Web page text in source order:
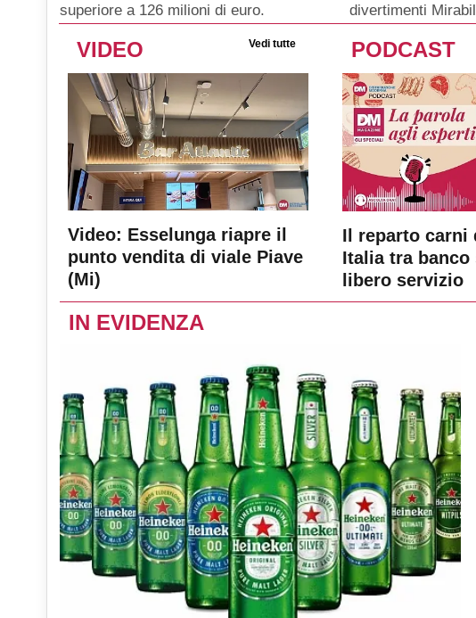
superiore a 126 milioni di euro.
divertimenti
VIDEO Vedi tutte
Video: Esselunga riapre il
punto vendita di viale Piave
(Mi)
PODCAST
Il reparto carni
Italia tra banco
libero servizio
IN EVIDENZA